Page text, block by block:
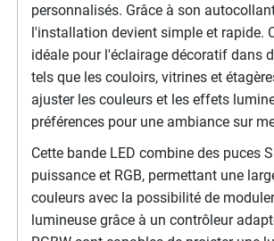
personnalisés. Grâce à son
l'installation devient simple et rapide.
idéale pour l'éclairage décoratif dans
tels que les couloirs, vitrines et
ajuster les couleurs et les effets
préférences pour une ambiance sur
Cette bande LED combine des puces
puissance et RGB, permettant une
couleurs avec la possibilité de
lumineuse grâce à un contrôleur